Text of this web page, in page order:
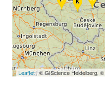
Leaflet| © GIScience Heidelberg, ©